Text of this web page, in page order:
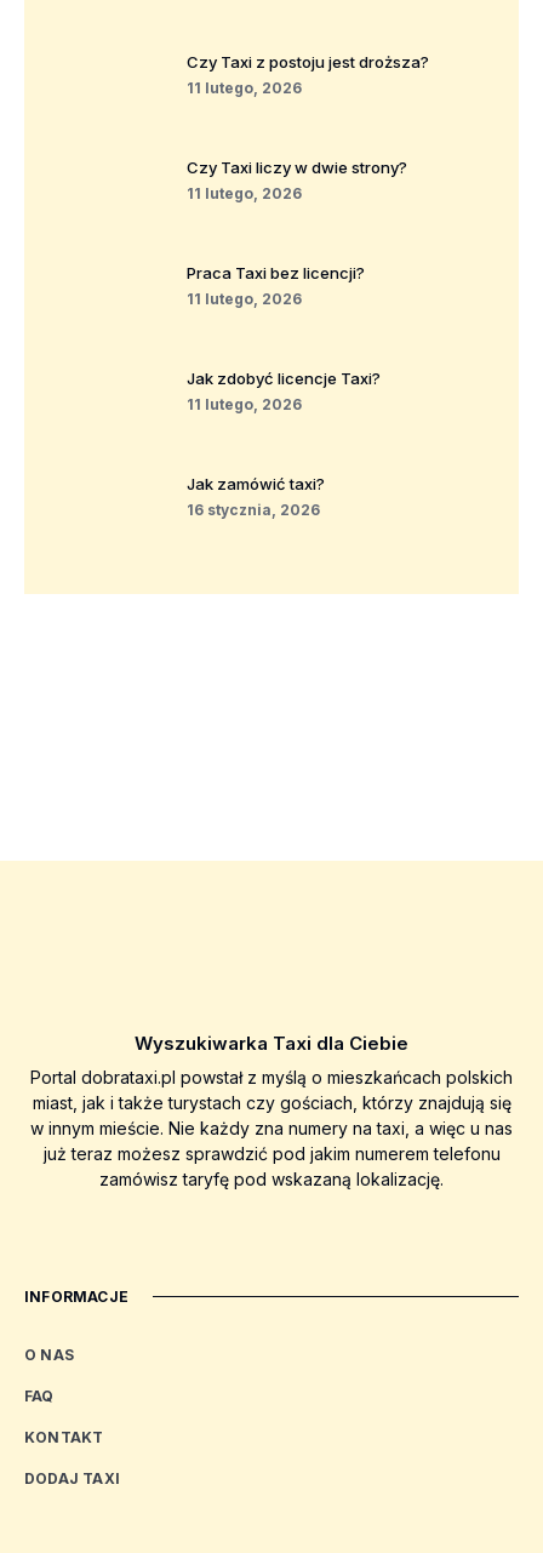
Czy Taxi z postoju jest droższa?
11 lutego, 2026
Czy Taxi liczy w dwie strony?
11 lutego, 2026
Praca Taxi bez licencji?
11 lutego, 2026
Jak zdobyć licencje Taxi?
11 lutego, 2026
Jak zamówić taxi?
16 stycznia, 2026
Wyszukiwarka Taxi dla Ciebie
Portal dobrataxi.pl powstał z myślą o mieszkańcach polskich
miast, jak i także turystach czy gościach, którzy znajdują się
w innym mieście. Nie każdy zna numery na taxi, a więc u nas
już teraz możesz sprawdzić pod jakim numerem telefonu
zamówisz taryfę pod wskazaną lokalizację.
INFORMACJE
O NAS
FAQ
KONTAKT
DODAJ TAXI